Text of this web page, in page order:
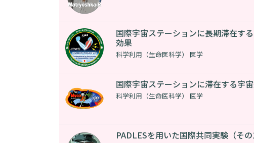
国際宇宙ステーションに長期滞在す
効果
科学利用（生命医科学） 医学
国際宇宙ステーションに滞在する宇
科学利用（生命医科学） 医学
PADLESを用いた国際共同実験（そ